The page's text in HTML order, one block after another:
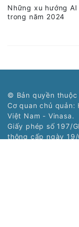
Những xu hướng
trong năm 2024
© Bản quyền thuộc
Cơ quan chủ quản:
Việt Nam - Vinasa.
Giấy phép số 197/
thông cấp ngày